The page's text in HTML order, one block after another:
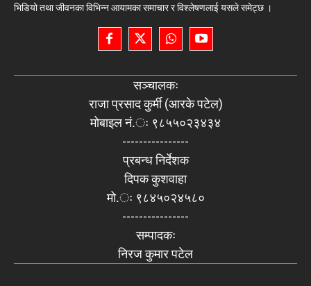
भिडियो तथा जीवनका विभिन्न आयामका समाचार र विश्लेषणलाई यसले समेट्छ ।
सञ्चालकः
राजा प्रसाद कुर्मी (आरके पटेल)
मोबाइल नं.ः ९८५५०२३४३४
----------------
प्रबन्ध निर्देशक
दिपक कुशवाहा
मो.ः ९८४५०२४५८०
----------------
सम्पादकः
निरज कुमार पटेल